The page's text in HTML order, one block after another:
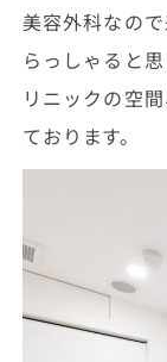
美容外科なの
らっしゃると
リニックの空
ております。